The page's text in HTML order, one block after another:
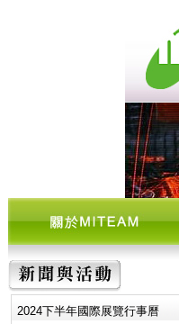
2024下半年國際展覽行事曆